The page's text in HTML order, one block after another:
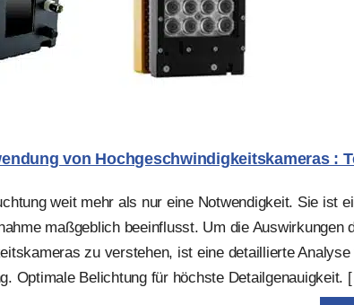
von Hochgeschwindigkeitskameras :
weit mehr als nur eine Notwendigkeit. Sie ist
maßgeblich beeinflusst. Um die Auswirkungen
zu verstehen, ist eine detaillierte Analyse
Optimale Belichtung für höchste Detailgenauigkeit.